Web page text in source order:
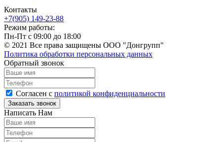
Контакты
+7(905) 149-23-88
Режим работы:
Пн-Пт с 09:00 до 18:00
© 2021 Все права защищены ООО "Донгрупп"
Политика обработки персональных данных
Обратный звонок
Согласен с политикой конфиденциальности
Написать Нам